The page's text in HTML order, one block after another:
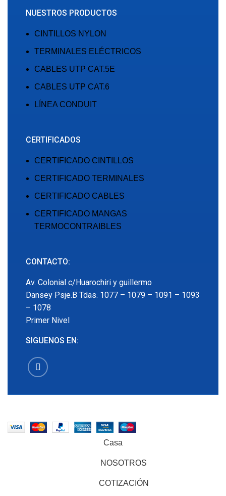
NUESTROS PRODUCTOS
CINTILLOS NYLON
TERMINALES ELÉCTRICOS
CABLES UTP CAT.5E
CABLES UTP CAT.6
LÍNEA CONDUIT
CERTIFICADOS
CERTIFICADO CINTILLOS
CERTIFICADO TERMINALES
CERTIFICADO CABLES
CERTIFICADO MANGAS
TERMOCONTRAIBLES
CONTACTO:
Av. Colonial c/Huarochiri y guillermo
Dansey Psje.B Tdas. 1077 – 1079 – 1091 – 1093
– 1078
Primer Nivel
SIGUENOS EN:
Casa
NOSOTROS
COTIZACIÓN